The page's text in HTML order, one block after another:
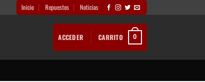
Inicio Repuestos Noticias
ACCEDER CARRITO 0